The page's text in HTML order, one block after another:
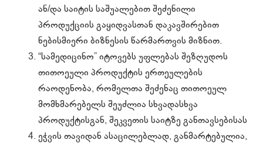
ან/და საიტის საშუალებით შეძენილი
პროდუქციის გაყიდვასთან დაკავშირებით
ნებისმიერი ბიზნესის წარმართვის მიზნით.
“სამედიცინო” იტოვებს უფლებას შეზღუდოს
თითოეული პროდუქტის ერთეულების
რაოდენობა, რომელთა შეძენაც თითოეულ
მომხმარებელს შეუძლია სხვადასხვა
პროდუქტისგან, შეკვეთის საიტზე განთავსებისას
ეჭვის თავიდან ასაცილებლად, განმარტებულია,